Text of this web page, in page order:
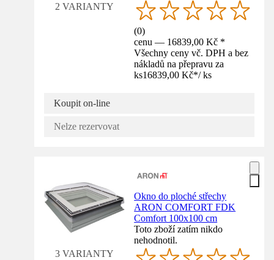
2 VARIANTY
(0)
cenu — 16839,00 Kč *
Všechny ceny vč. DPH a bez
nákladů na přepravu za
ks16839,00 Kč*/ ks
Koupit on-line
Nelze rezervovat
3 VARIANTY
Okno do ploché střechy
ARON COMFORT FDK
Comfort 100x100 cm
Toto zboží zatím nikdo
nehodnotil.